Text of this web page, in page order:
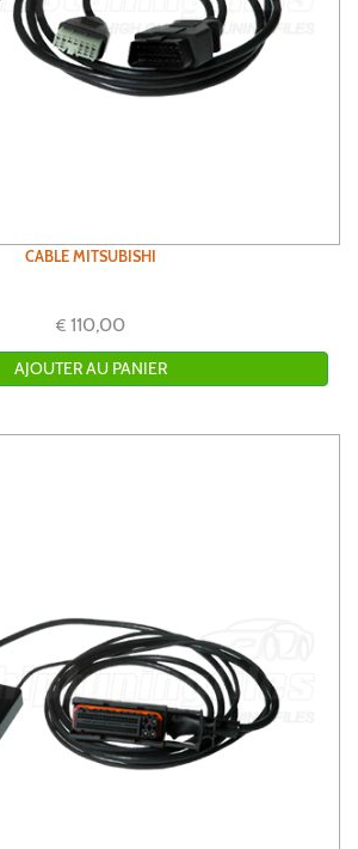
CABLE MITSUBISHI
€ 110,00